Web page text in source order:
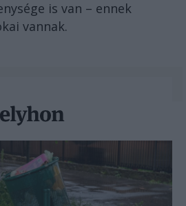
is van – ennek
vannak.